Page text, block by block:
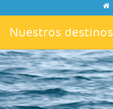
Nuestros destinos